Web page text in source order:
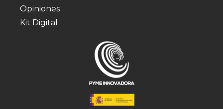
Opiniones
Kit Digital